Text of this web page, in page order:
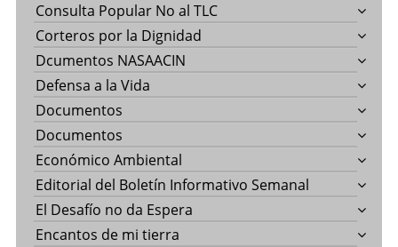
Consulta Popular No al TLC
Corteros por la Dignidad
Dcumentos NASAACIN
Defensa a la Vida
Documentos
Documentos
Económico Ambiental
Editorial del Boletín Informativo Semanal
El Desafío no da Espera
Encantos de mi tierra